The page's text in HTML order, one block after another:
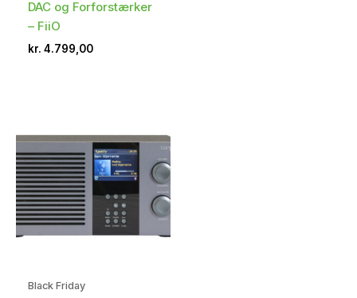
DAC og Forforstærker
– FiiO
kr. 4.799,00
Black Friday